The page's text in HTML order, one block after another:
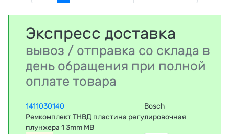
Экспресс доставка
вывоз / отправка со склада в
день обращения при полной
оплате товара
1411030140
Bosch
Ремкомплект ТНВД пластина регулировочная
плунжера 1 3mm MB